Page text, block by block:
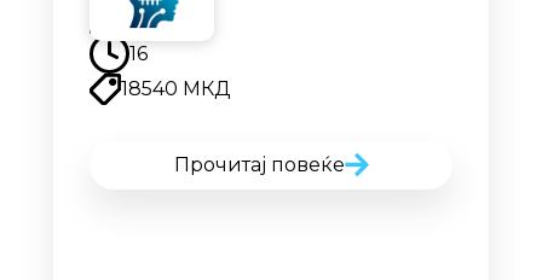
Наскоро
16
18540 МКД
Прочитај повеќе